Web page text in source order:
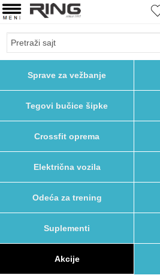
Sprave za vežbanje
Tegovi bučice šipke
Crossfit oprema
Električna vozila
Odeća za trening
Suplementi
Akcije